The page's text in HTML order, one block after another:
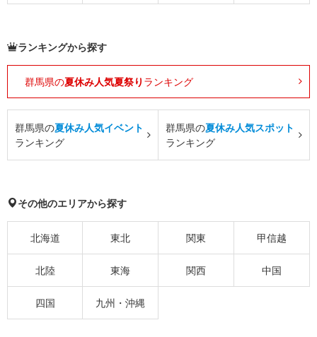
ランキングから探す
群馬県の夏休み人気夏祭り ランキング
群馬県の夏休み人気イベント
ランキング
群馬県の夏休み人気スポット
ランキング
その他のエリアから探す
北海道 東北 関東 甲信越
北陸 東海 関西 中国
四国 九州・沖縄